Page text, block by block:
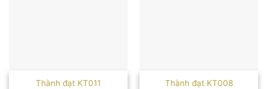
Thành đạt KT011 Thành đạt KT008